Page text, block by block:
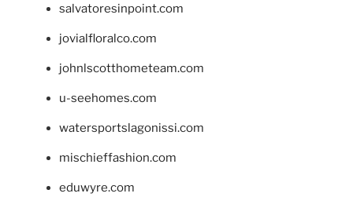
salvatoresinpoint.com
jovialfloralco.com
johnlscotthometeam.com
u-seehomes.com
watersportslagonissi.com
mischieffashion.com
eduwyre.com